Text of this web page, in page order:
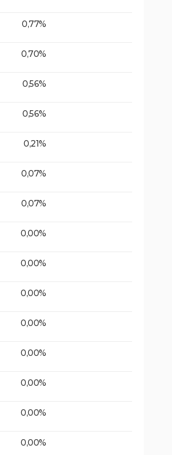
0,77%
0,70%
0,56%
0,56%
0,21%
0,07%
0,07%
0,00%
0,00%
0,00%
0,00%
0,00%
0,00%
0,00%
0,00%